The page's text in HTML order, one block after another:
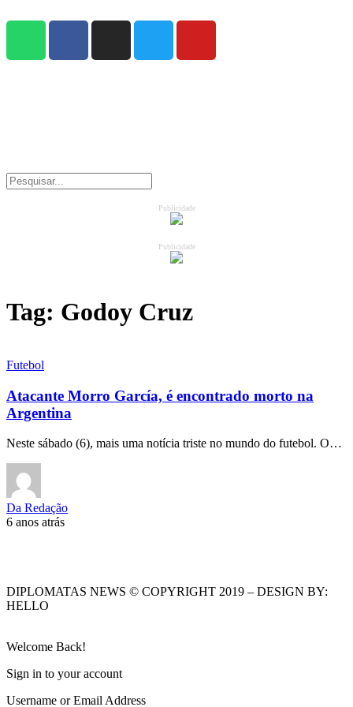
Publicidade
Publicidade
Tag: Godoy Cruz
Futebol
Atacante Morro García, é encontrado morto na
Argentina
Neste sábado (6), mais uma notícia triste no mundo do futebol. O…
Da Redação
6 anos atrás
DIPLOMATAS NEWS © COPYRIGHT 2019 – DESIGN BY:
HELLO
Welcome Back!
Sign in to your account
Username or Email Address